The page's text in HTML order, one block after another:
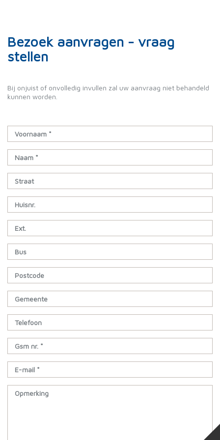
Bezoek aanvragen - vraag
stellen
Bij onjuist of onvolledig invullen zal uw aanvraag niet behandeld
kunnen worden.
Voornaam *
Naam *
Straat
Huisnr.
Ext.
Bus
Postcode
Gemeente
Telefoon
Gsm nr. *
E-mail *
Opmerking